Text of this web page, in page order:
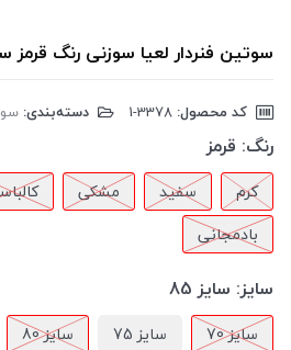
سوتین فنردار لعیا سوزنی رنگ قرمز
کد محصول: دسته‌بندی:
رنگ: قرمز
کرم سفید مشکی
بادمجانی
سایز: سایز 85
سایز 70 سایز 75 سایز 80